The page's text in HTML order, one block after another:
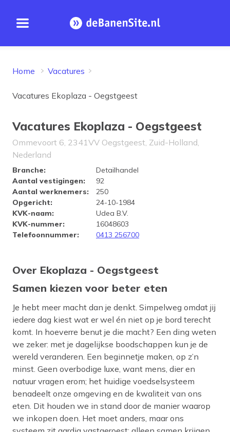
Open menu Homepage
Home Vacatures
Vacatures Ekoplaza - Oegstgeest
Vacatures Ekoplaza - Oegstgeest
Ommevoort 6, 2341VV Oegstgeest, Zuid-Holland,
Nederland
Bedrijfsprofiel Ekoplaza -
Branche:
Detailhandel
Aantal vestigingen:
92
Aantal werknemers:
250
Opgericht:
24-10-1984
KVK-naam:
Udea B.V.
KVK-nummer:
16048603
Telefoonnummer: 0413 256700
Over Ekoplaza - Oegstgeest
Samen kiezen voor beter eten
Je hebt meer macht dan je denkt. Simpelweg omdat jij
iedere dag kiest wat er wel én niet op je bord terecht
komt. In hoeverre benut je die macht? Een ding weten
we zeker: met je dagelijkse boodschappen kun je de
wereld veranderen. Een beginnetje maken, op z’n
minst. Geen overbodige luxe, want mens, dier en
natuur vragen erom; het huidige voedselsysteem
benadeelt onze omgeving en de kwaliteit van ons
eten. Dit houden we in stand door de manier waarop
we inkopen doen. Het moet anders, maar ons